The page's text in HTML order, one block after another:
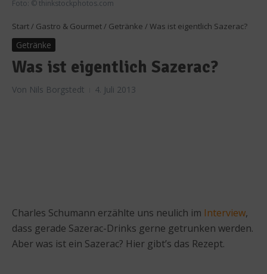
Foto: © thinkstockphotos.com
Start / Gastro & Gourmet / Getränke / Was ist eigentlich Sazerac?
Getränke
Was ist eigentlich Sazerac?
Von Nils Borgstedt 4. Juli 2013
Charles Schumann erzählte uns neulich im Interview,
dass gerade Sazerac-Drinks gerne getrunken werden.
Aber was ist ein Sazerac? Hier gibt’s das Rezept.